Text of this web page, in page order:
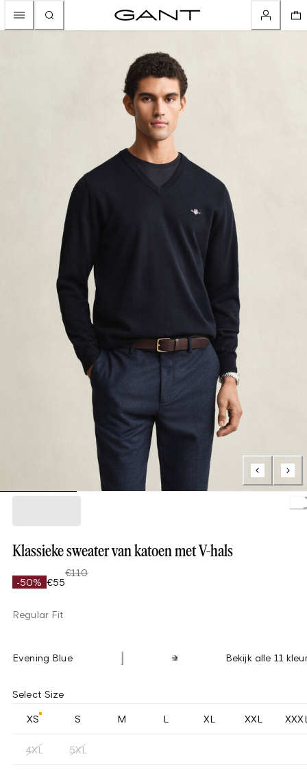
Klassieke sweater van katoen met V-hals
-50% €55
€110
Regular Fit
Evening Blue Bekijk alle 11
Select Size
XS S M L XL XXL
4XL 5XL